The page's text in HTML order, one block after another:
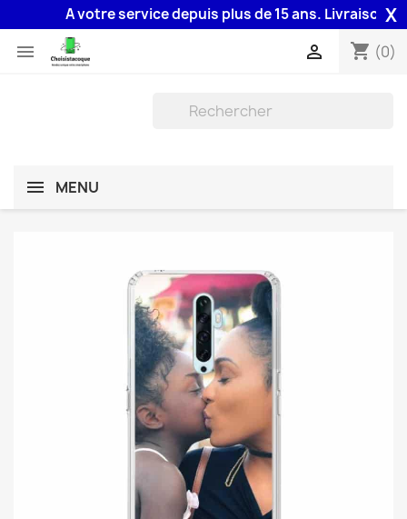
A votre service depuis plus de 15 ans. Livraison 48H
X
 shopping_cart (0)

MENU